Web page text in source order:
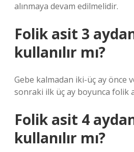
alınmaya devam edilmelidir.
Folik asit 3
kullanılır mı?
Gebe kalmadan iki-üç ay önce
sonraki ilk üç ay boyunca folik
Folik asit 4
kullanılır mı?